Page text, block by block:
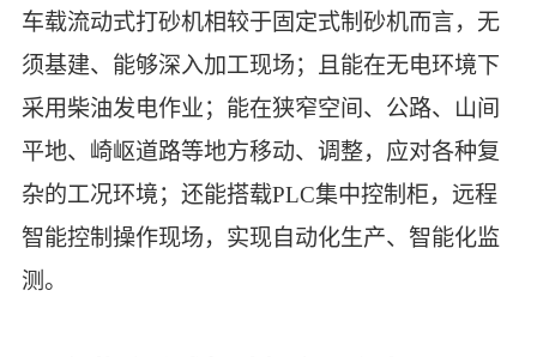
车载流动式打砂机相较于固定式制砂机而言，无
须基建、能够深入加工现场；且能在无电环境下
采用柴油发电作业；能在狭窄空间、公路、山间
平地、崎岖道路等地方移动、调整，应对各种复
杂的工况环境；还能搭载PLC集中控制柜，远程
智能控制操作现场，实现自动化生产、智能化监
测。